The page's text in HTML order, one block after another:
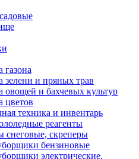
газона
зелени и пряных трав
овощей и бахчевых культур
цветов
техника и инвентарь
реагенты
снеговые, скреперы
бензиновые
электрические,